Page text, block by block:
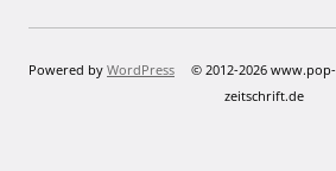
Powered by WordPress
© 2012-2026 www.pop-
zeitschrift.de